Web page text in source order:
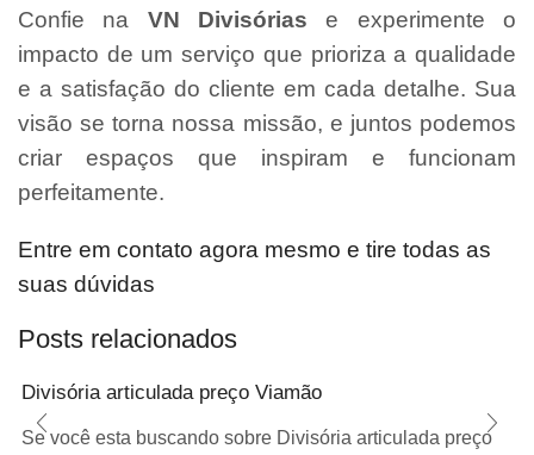
Confie na VN Divisórias e experimente o
impacto de um serviço que prioriza a qualidade
e a satisfação do cliente em cada detalhe. Sua
visão se torna nossa missão, e juntos podemos
criar espaços que inspiram e funcionam
perfeitamente.
Entre em contato agora mesmo e tire todas as
suas dúvidas
Posts relacionados
Divisória articulada preço Viamão
Se você esta buscando sobre Divisória articulada preço